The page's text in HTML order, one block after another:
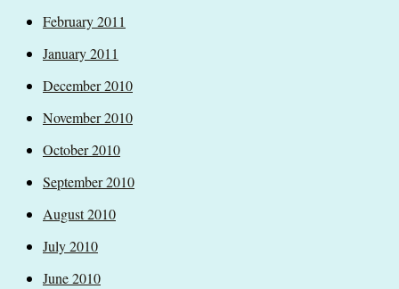
February 2011
January 2011
December 2010
November 2010
October 2010
September 2010
August 2010
July 2010
June 2010